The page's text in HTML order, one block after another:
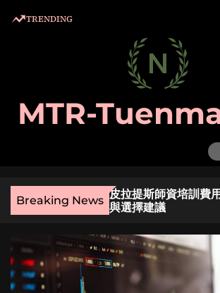
TRENDING
MTR-
Breaking News
選？實用指南與貼
皮拉提斯師資培訓費
與選擇建議